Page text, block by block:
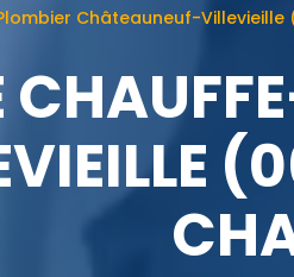
Châteauneuf-Villevieille